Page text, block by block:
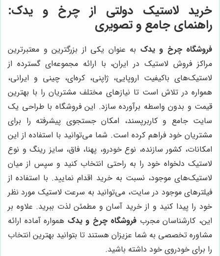
خرید لاستیک دولتی از چرخ و یدک:
راهنمای جامع و تصویری
فروشگاه چرخ و یدک به عنوان یکی از بزرگترین و معتبرترین
مراکز فروش لاستیک در ایران، با ارائه مجموعه‌ای گسترده از
لاستیک‌های باکیفیت اروپایی، ژاپنی، کره‌ای، چینی و ایرانی،
همواره در تلاش است تا نیازهای مختلف مشتریان را با بهترین
قیمت و بدون واسطه برآورده سازد. این فروشگاه با طراحی یک
سایت جامع و کاربرپسند، امکان جستجوی پیشرفته را برای
مشتریان خود فراهم کرده است. شما می‌توانید با استفاده از این
امکانات، کشور سازنده، نوع خودرو، پهنا، فاق، سایز رینگ و نوع
لاستیک دلخواه خود را به راحتی انتخاب کنید و سپس از میان
لاستیک‌های موجود، نسبت به خرید اقدام نمایید. با استفاده از
فیلترهای موجود در سایت، می‌توانید به سرعت لاستیک مورد نظر
خود را پیدا کنید و از خرید آسان و مطمئن لذت ببرید. علاوه بر
این، کارشناسان مجرب فروشگاه چرخ و یدک همواره آماده ارائه
مشاوره تخصصی به شما عزیزان هستند تا بتوانید بهترین انتخاب
را برای خودروی خود داشته باشید.